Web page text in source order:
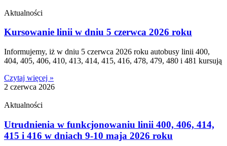
Aktualności
Kursowanie linii w dniu 5 czerwca 2026 roku
Informujemy, iż w dniu 5 czerwca 2026 roku autobusy linii 400,
404, 405, 406, 410, 413, 414, 415, 416, 478, 479, 480 i 481 kursują
Czytaj więcej »
2 czerwca 2026
Aktualności
Utrudnienia w funkcjonowaniu linii 400, 406, 414,
415 i 416 w dniach 9-10 maja 2026 roku